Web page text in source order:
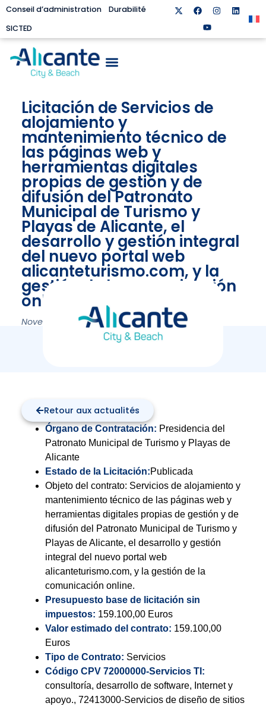
Conseil d’administration
Durabilité
SICTED
Licitación de Servicios de
alojamiento y
mantenimiento técnico de
las páginas web y
herramientas digitales
propias de gestión y de
difusión del Patronato
Municipal de Turismo y
Playas de Alicante, el
desarrollo y gestión integral
del nuevo portal web
alicanteturismo.com, y la
gestión de la comunicación
online.
Novembre 10, 2023
Retour aux actualités
Órgano de Contratación: Presidencia del
Patronato Municipal de Turismo y Playas de
Alicante
Estado de la Licitación:Publicada
Objeto del contrato: Servicios de alojamiento y
mantenimiento técnico de las páginas web y
herramientas digitales propias de gestión y de
difusión del Patronato Municipal de Turismo y
Playas de Alicante, el desarrollo y gestión
integral del nuevo portal web
alicanteturismo.com, y la gestión de la
comunicación online.
Presupuesto base de licitación sin
impuestos: 159.100,00 Euros
Valor estimado del contrato: 159.100,00
Euros
Tipo de Contrato: Servicios
Código CPV 72000000-Servicios TI:
consultoría, desarrollo de software, Internet y
apoyo., 72413000-Servicios de diseño de sitios